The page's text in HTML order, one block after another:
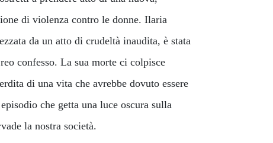
di violenza contro le donne. Ilaria
da un atto di crudeltà inaudita, è stata
confesso. La sua morte ci colpisce
di una vita che avrebbe dovuto essere
che getta una luce oscura sulla
la nostra società.